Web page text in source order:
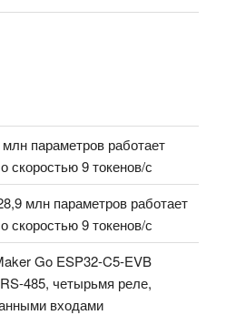
параметров работает
скоростью 9 токенов/с
млн параметров работает
скоростью 9 токенов/с
Go ESP32-C5-EVB
485, четырьмя реле,
входами